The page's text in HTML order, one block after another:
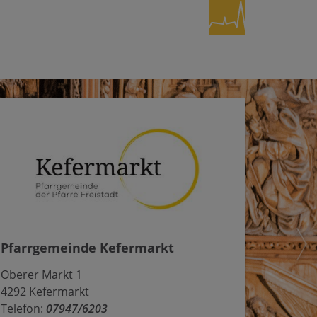
Pfarrgemeinde Kefermarkt
Oberer Markt 1
4292 Kefermarkt
Telefon: 07947/6203